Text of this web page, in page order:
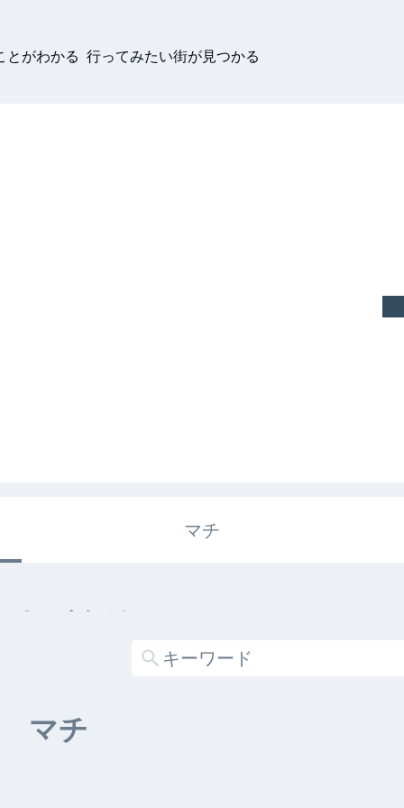
とがわかる 行ってみたい街が見つかる
マチ
キガタリ
マチ